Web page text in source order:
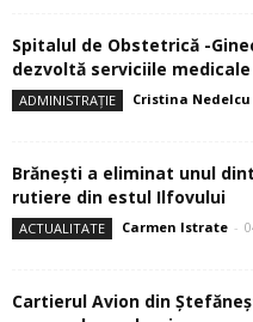
Spitalul de Obstetrică -
dezvoltă serviciile medicale
ADMINISTRAȚIE Cristina Nedelcu
Brănești a eliminat unul
rutiere din estul Ilfovului
ACTUALITATE Carmen Istrate -
Cartierul Avion din